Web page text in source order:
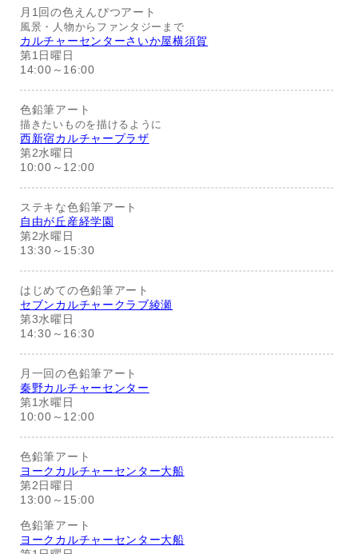
月1回の色えんぴつアート
風景・人物からファンタジーまで
カルチャーセンターさいか屋横須賀
第1日曜日
14:00～16:00
色鉛筆アート
描きたいものを描けるように
西新宿カルチャープラザ
第2水曜日
10:00～12:00
ステキな色鉛筆アート
自由が丘産経学園
第2水曜日
13:30～15:30
はじめての色鉛筆アート
セブンカルチャークラブ綾瀬
第3水曜日
14:30～16:30
月一回の色鉛筆アート
秦野カルチャーセンター
第1水曜日
10:00～12:00
色鉛筆アート
ヨークカルチャーセンター大船
第2日曜日
13:00～15:00
色鉛筆アート
ヨークカルチャーセンター大船